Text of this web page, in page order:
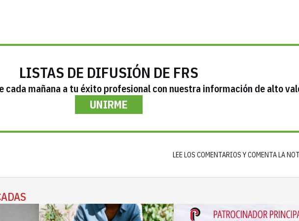
LISTAS DE DIFUSIÓN DE FRS
mañana a tu éxito profesional con nuestra información de alto
UNIRME
LEE LOS COMENTARIOS Y COMENTA LA